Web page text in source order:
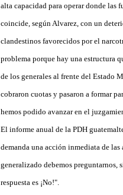
alta capacidad para operar donde las
coincide, según Alvarez, con un
clandestinos favorecidos por el
problema porque hay una estructura
de los generales al frente del Estado
cobraron cuotas y pasaron a formar
hemos podido avanzar en el
El informe anual de la PDH
demanda una acción inmediata de
generalizado debemos preguntarnos,
respuesta es ¡No!".